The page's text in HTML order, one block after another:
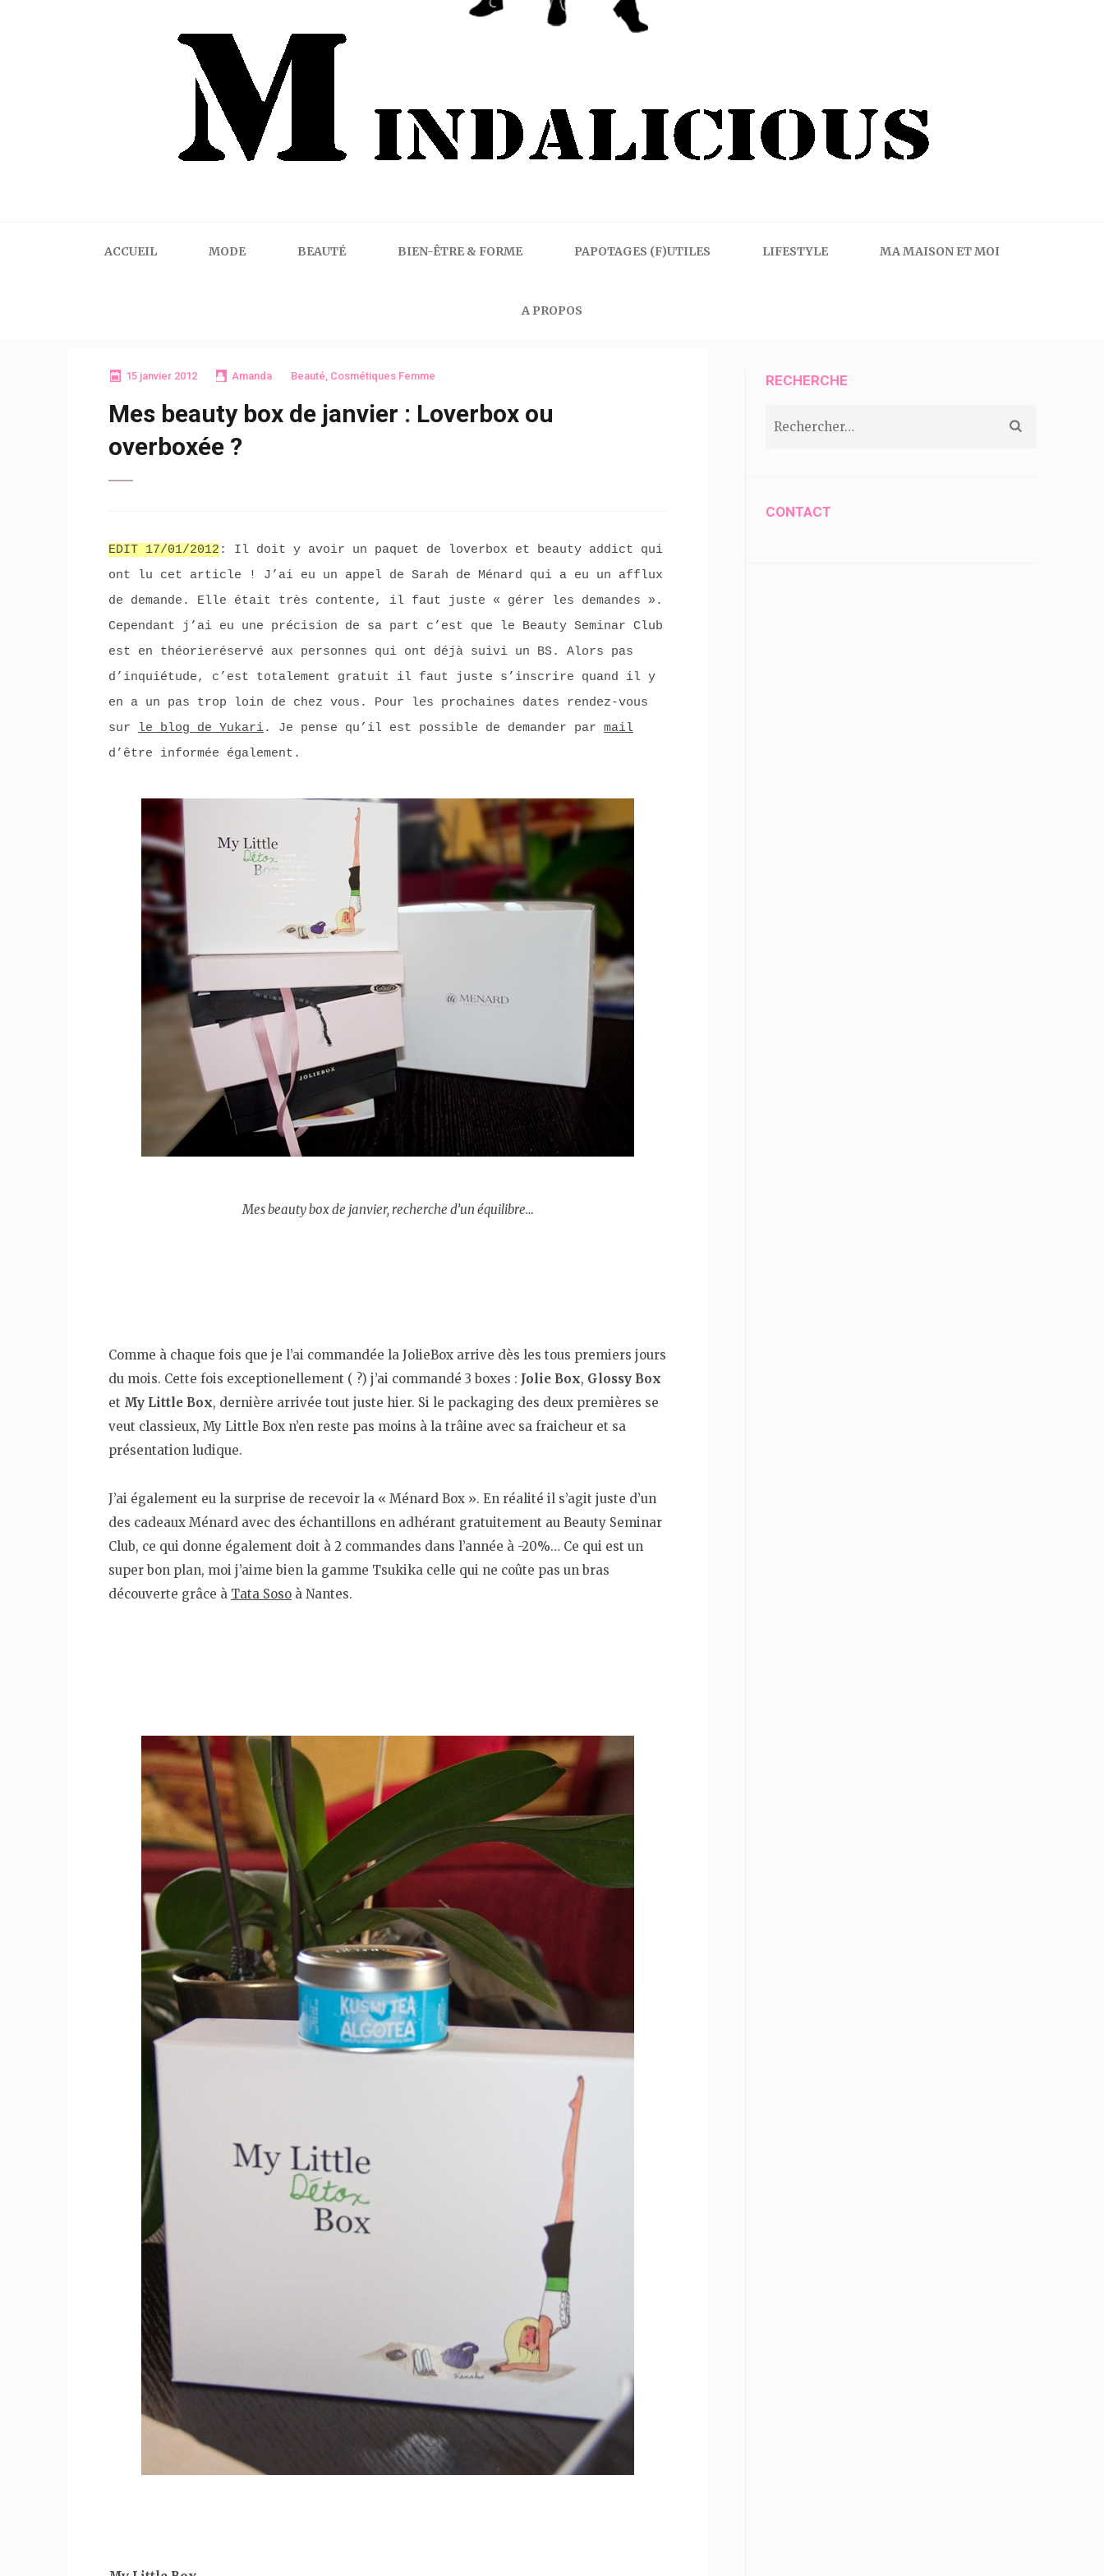
ACCUEIL MODE BEAUTÉ BIEN-ÊTRE & FORME PAPOTAGES (F)UTILES LIFESTYLE MA MAISON ET MOI
A PROPOS
15 janvier 2012 Amanda Beauté, Cosmétiques Femme
Mes beauty box de janvier : Loverbox ou
overboxée ?
EDIT 17/01/2012 : Il doit y avoir un paquet de loverbox et beauty addict qui
ont lu cet article ! J’ai eu un appel de Sarah de Ménard qui a eu un afflux
de demande. Elle était très contente, il faut juste « gérer les demandes ».
Cependant j’ai eu une précision de sa part c’est que le Beauty Seminar Club
est en théorieréservé aux personnes qui ont déjà suivi un BS. Alors pas
d’inquiétude, c’est totalement gratuit il faut juste s’inscrire quand il y
en a un pas trop loin de chez vous. Pour les prochaines dates rendez-vous
sur
le blog de Yukari. Je pense qu’il est possible de demander par mail
d’être informée également.
Mes beauty box de janvier, recherche d’un équilibre…
Comme à chaque fois que je l’ai commandée la JolieBox arrive dès les tous premiers jours
du mois. Cette fois exceptionellement ( ?) j’ai commandé 3 boxes : Jolie Box, Glossy Box
et My Little Box, dernière arrivée tout juste hier. Si le packaging des deux premières se
veut classieux, My Little Box n’en reste pas moins à la trâine avec sa fraicheur et sa
présentation ludique.
J’ai également eu la surprise de recevoir la « Ménard Box ». En réalité il s’agit juste d’un
des cadeaux Ménard avec des échantillons en adhérant gratuitement au Beauty Seminar
Club, ce qui donne également doit à 2 commandes dans l’année à -20%… Ce qui est un
super bon plan, moi j’aime bien la gamme Tsukika celle qui ne coûte pas un bras
découverte grâce à Tata Soso à Nantes.
RECHERCHE
CONTACT